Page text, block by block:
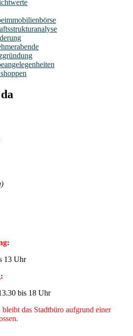
13 Uhr
:
bis 18 Uhr
das Stadtbüro aufgrund einer